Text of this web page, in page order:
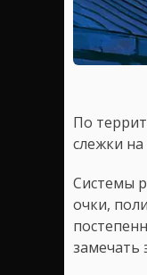
По
слежки на
Системы
очки,
замечать